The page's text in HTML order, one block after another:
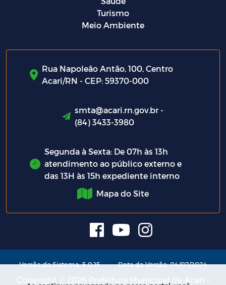
Turismo
Meio Ambiente
Rua Napoleão Antão, 100, Centro
Acari/RN - CEP: 59370-000
smta@acari.rn.gov.br -
(84) 3433-3980
Segunda à Sexta: De 07h às 13h
atendimento ao público externo e
das 13H às 15h expediente interno
Mapa do Site
Versão do Sistema: 5.0.15 Data da Versão: 04/07/2024
Copyright © 2026 Prefeitura Municipal de Acari -